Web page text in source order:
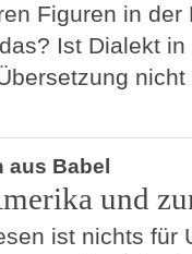
Figuren in
Ist Dialekt
Babel
und
ist nichts für